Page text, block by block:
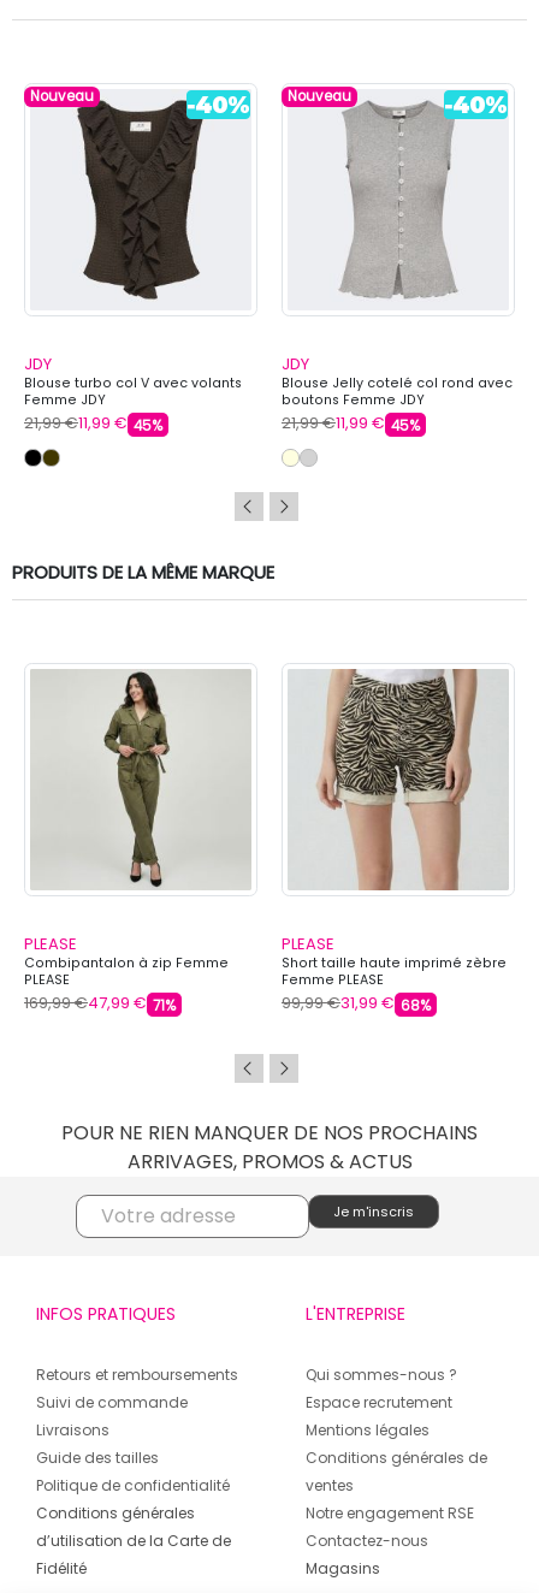
Nouveau
JDY
Blouse turbo col V avec volants
Femme JDY
21,99 €11,99 € 45%
Nouveau
JDY
Blouse Jelly cotelé col rond avec
boutons Femme JDY
21,99 €11,99 € 45%
PRODUITS DE LA MÊME MARQUE
PLEASE
Combipantalon à zip Femme
PLEASE
169,99 €47,99 € 71%
PLEASE
Short taille haute imprimé zèbre
Femme PLEASE
99,99 €31,99 € 68%
POUR NE RIEN MANQUER DE NOS PROCHAINS
ARRIVAGES, PROMOS & ACTUS
INFOS PRATIQUES
Retours et remboursements
Suivi de commande
Livraisons
Guide des tailles
Politique de confidentialité
Conditions générales
d’utilisation de la Carte de
Fidélité
L'ENTREPRISE
Qui sommes-nous ?
Espace recrutement
Mentions légales
Conditions générales de
ventes
Notre engagement RSE
Contactez-nous
Magasins